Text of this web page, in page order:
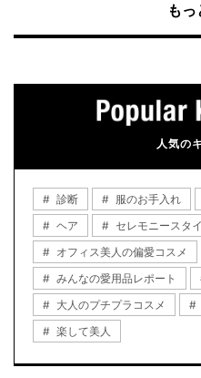
も
人気の
診断 服のお手入れ
ヘア
セレモニースタ
オフィス美人の偏愛コスメ
みんなの愛用品レポート
大人のプチプラコスメ
楽して美人